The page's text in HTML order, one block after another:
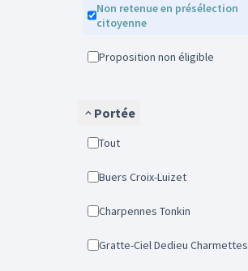
Non retenue en présélection
citoyenne
Proposition non éligible
Portée
Tout
Buers Croix-Luizet
Charpennes Tonkin
Gratte-Ciel Dedieu Charmettes